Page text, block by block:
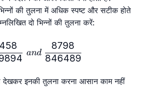
की तुलना में अधिक स्पष्ट और सटीक होते
दो भिन्नों की तुलना करें:
\frac{6458}{749894} \
and 846489
8798
देखकर इनकी तुलना करना आसान काम नहीं